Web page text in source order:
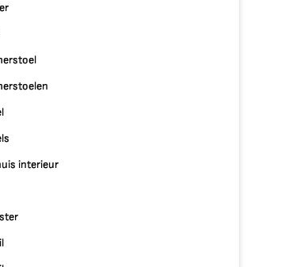
interieur